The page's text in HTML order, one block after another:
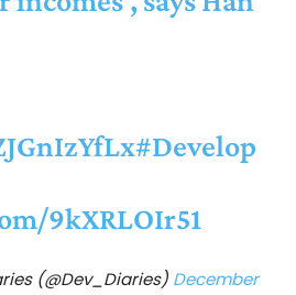
#Develop
9kXRLOIr51
(@Dev_Diaries) December